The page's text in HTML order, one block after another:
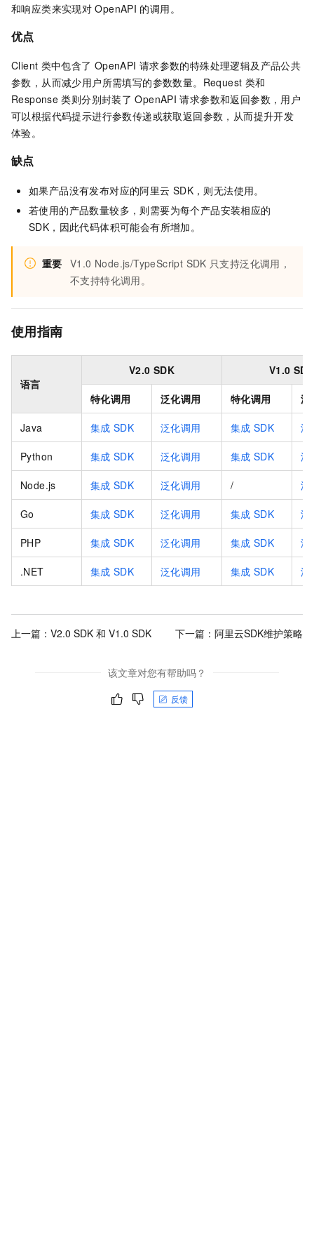
和响应类来实现对 OpenAPI 的调用。
优点
Client 类中包含了 OpenAPI 请求参数的特殊处理逻辑及产品公共
参数，从而减少用户所需填写的参数数量。Request 类和
Response 类则分别封装了 OpenAPI 请求参数和返回参数，用户
可以根据代码提示进行参数传递或获取返回参数，从而提升开发
体验。
缺点
如果产品没有发布对应的阿里云 SDK，则无法使用。
若使用的产品数量较多，则需要为每个产品安装相应的
SDK，因此代码体积可能会有所增加。
重要 V1.0 Node.js/TypeScript SDK 只支持泛化调用，
不支持特化调用。
使用指南
语言
V2.0 SDK V1.0
特化调用 泛化调用 特化调用 泛
Java 集成 SDK 泛化调用 集成 SDK 泛
Python 集成 SDK 泛化调用 集成 SDK 泛
Node.js 集成 SDK 泛化调用 / 泛
Go 集成 SDK 泛化调用 集成 SDK 泛
PHP 集成 SDK 泛化调用 集成 SDK 泛
.NET 集成 SDK 泛化调用 集成 SDK 泛
上一篇： V2.0 SDK 和 V1.0 SDK 下一篇： 阿里云SDK维护策略
该文章对您有帮助吗？
反馈